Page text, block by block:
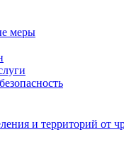
меры
и территорий от